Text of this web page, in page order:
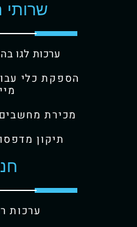
ערכות לגו
הספקת כלי
מכירת מחשבים
תיקון
ערכות